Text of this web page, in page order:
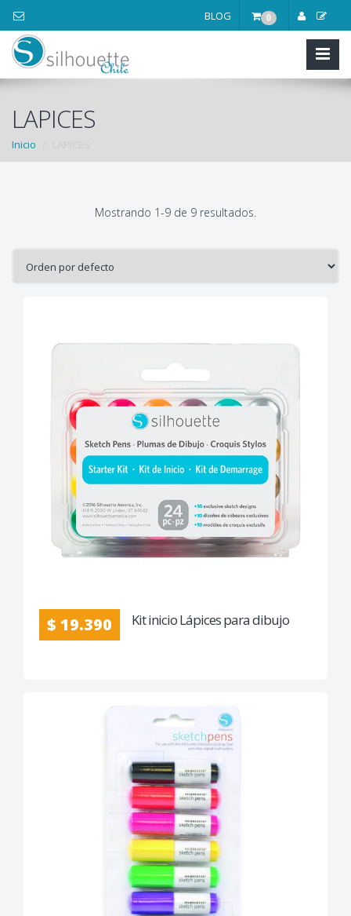
0
BLOG
LAPICES
Inicio
Mostrando 1-9 de 9 resultados.
$ 19.390 Kit inicio Lápices para dibujo